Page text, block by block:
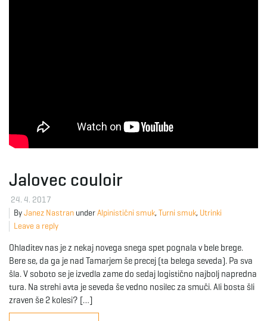
Jalovec couloir
24. 4. 2017
ByJanez Nastran underAlpinistični smuk, Turni smuk, Utrinki
Leave a reply
Ohladitev nas je z nekaj novega snega spet pognala v bele brege.
Bere se, da ga je nad Tamarjem še precej (ta belega seveda). Pa sva
šla. V soboto se je izvedla zame do sedaj logistično najbolj napredna
tura. Na strehi avta je seveda še vedno nosilec za smuči. Ali bosta šli
zraven še 2 kolesi? […]